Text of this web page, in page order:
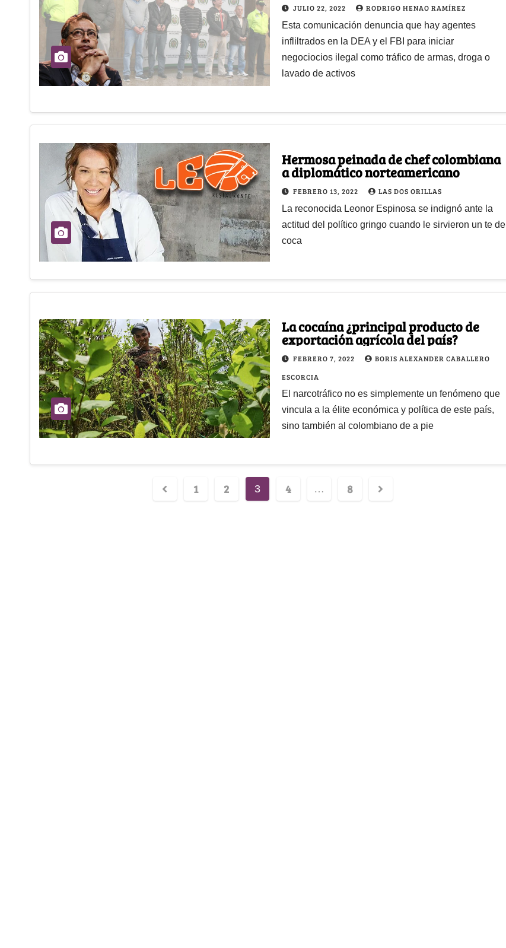
JULIO 22, 2022 RODRIGO HENAO RAMÍREZ
Esta comunicación denuncia que hay agentes
infliltrados en la DEA y el FBI para iniciar
negociocios ilegal como tráfico de armas, droga o
lavado de activos
Hermosa peinada de chef colombiana
a diplomático norteamericano
FEBRERO 13, 2022 LAS DOS ORILLAS
La reconocida Leonor Espinosa se indignó ante la
actitud del político gringo cuando le sirvieron un te de
coca
La cocaína ¿principal producto de
exportación agrícola del país?
FEBRERO 7, 2022
BORIS ALEXANDER CABALLERO
ESCORCIA
El narcotráfico no es simplemente un fenómeno que
vincula a la élite económica y política de este país,
sino también al colombiano de a pie
1 2 3 4 … 8